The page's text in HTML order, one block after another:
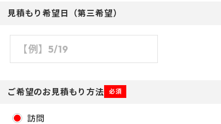
見積もり希望日（第三希望）
ご希望のお見積もり方法 必須
訪問